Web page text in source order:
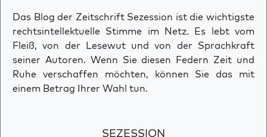
Das Blog der Zeitschrift Sezession ist die wichtigste
rechtsintellektuelle Stimme im Netz. Es lebt vom
Fleiß, von der Lesewut und von der Sprachkraft
seiner Autoren. Wenn Sie diesen Federn Zeit und
Ruhe verschaffen möchten, können Sie das mit
einem Betrag Ihrer Wahl tun.
SEZESSION